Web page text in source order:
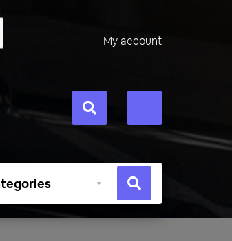
My account